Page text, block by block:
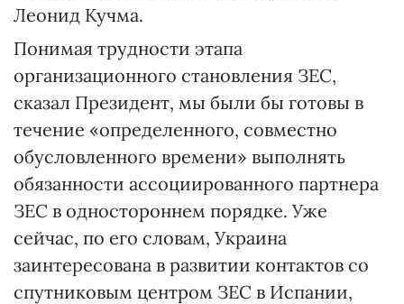
Леонид Кучма.
Понимая трудности этапа
организационного становления ЗЕС,
сказал Президент, мы были бы готовы в
течение «определенного, совместно
обусловленного времени» выполнять
обязанности ассоциированного партнера
ЗЕС в одностороннем порядке. Уже
сейчас, по его словам, Украина
заинтересована в развитии контактов со
спутниковым центром ЗЕС в Испании,